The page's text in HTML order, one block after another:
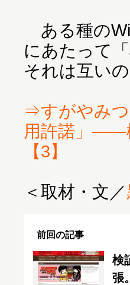
ある種の
にあたって
それは互い
⇒すがやみ
用許諾」――
【3】
＜取材・文／
前回の記事
検
張